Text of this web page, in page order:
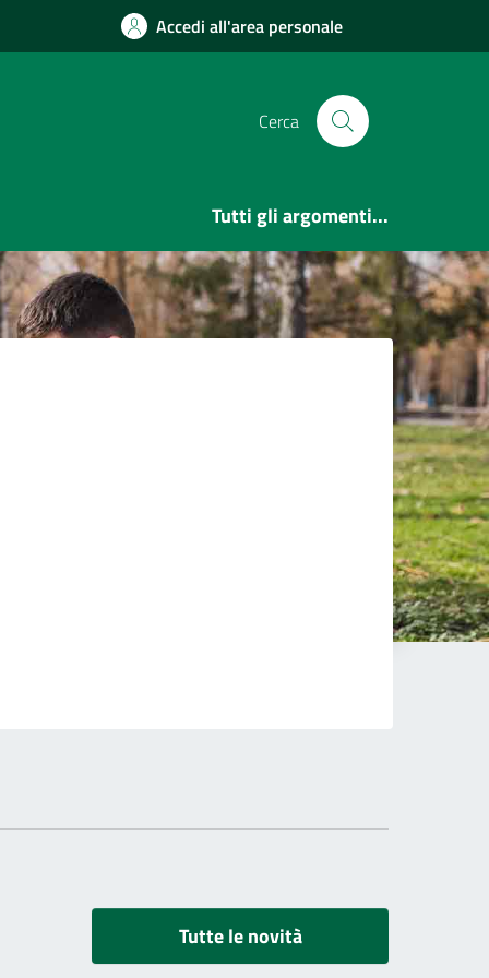
Accedi all'area personale
Cerca
Tutti gli argomenti...
Tutte le novità